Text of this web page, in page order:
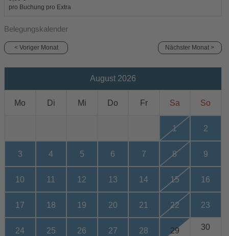
pro Buchung pro Extra
Belegungskalender
< Voriger Monat Nächster Monat >
August 2026
Mo Di Mi Do Fr Sa So
1 2
3 4 5 6 7 8 9
10 11 12 13 14 15 16
17 18 19 20 21 22 23
24 25 26 27 28 29 30